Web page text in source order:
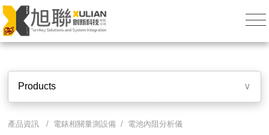
Products ∨
產品資訊 / 電錶相關量測設備 / 電池內阻分析儀